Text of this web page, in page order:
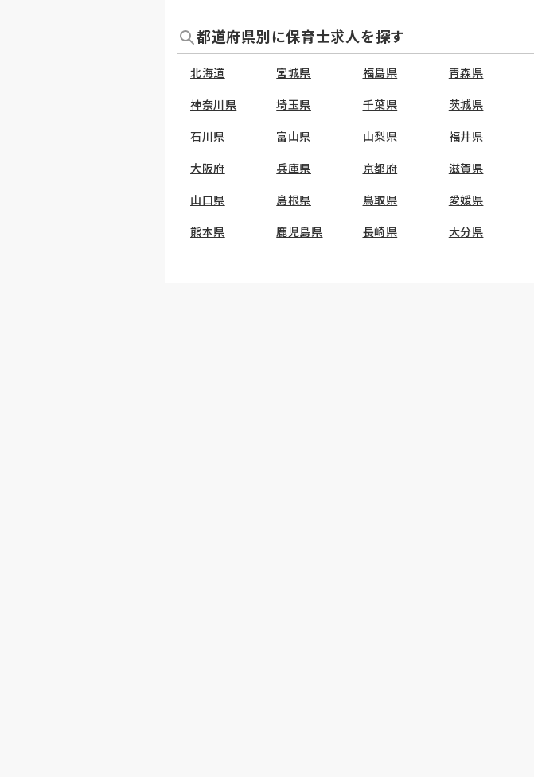
都道府県別に保育士求人を探す
北海道 宮城県 福島県 青森県
神奈川県 埼玉県 千葉県 茨城県
石川県 富山県 山梨県 福井県
大阪府 兵庫県 京都府 滋賀県
山口県 島根県 鳥取県 愛媛県
熊本県 鹿児島県 長崎県 大分県